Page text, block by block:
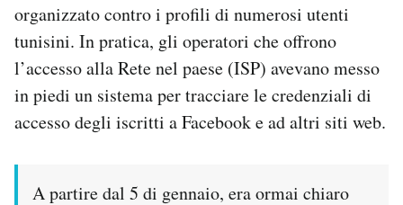
organizzato contro i profili di numerosi utenti
tunisini. In pratica, gli operatori che offrono
l’accesso alla Rete nel paese (ISP) avevano messo
in piedi un sistema per tracciare le credenziali di
accesso degli iscritti a Facebook e ad altri siti web.
A partire dal 5 di gennaio, era ormai chiaro